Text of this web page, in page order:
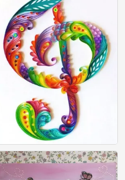
儿童创意手工